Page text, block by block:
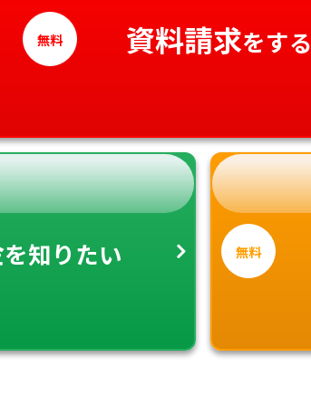
無料 資料請求をする
を知りたい 無料